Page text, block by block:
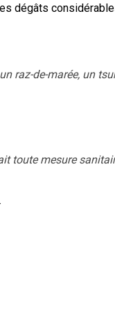
dégâts
raz-de-marée, un
toute mesure